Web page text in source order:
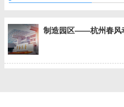
制造园区——杭州春风